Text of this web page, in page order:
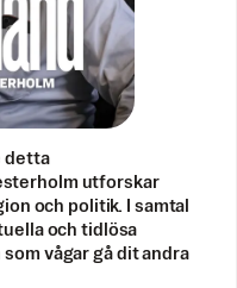
detta
utforskar
och politik. I samtal
och tidlösa
vågar gå dit andra